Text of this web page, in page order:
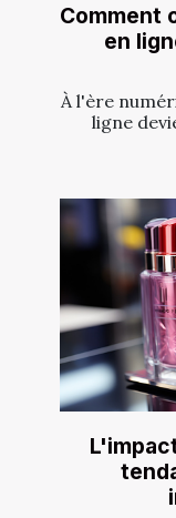
Comment
en
À l'ère
ligne